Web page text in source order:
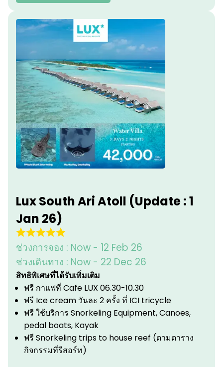
Lux South Ari Atoll (Update : 1
Jan 26)
ช่วงการจอง : Now - 12 Feb 26
ช่วงเดินทาง : Now - 22 Dec 26
สิทธิพิเศษที่ได้รับเพิ่มเติม
ฟรี กาแฟที่ Cafe LUX 06.30-10.30
ฟรี Ice cream วันละ 2 ครั้ง ที่ ICI tricycle
ฟรี ใช้บริการ Snorkeling Equipment, Canoes,
pedal boats, Kayak
ฟรี Snorkeling trips to house reef (ตามตาราง
กิจกรรมที่รีสอร์ท)